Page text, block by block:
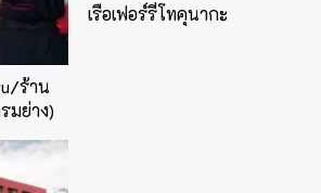
ร้าน
มย่าง)
เรือเฟอร์รี่โทคุนากะ